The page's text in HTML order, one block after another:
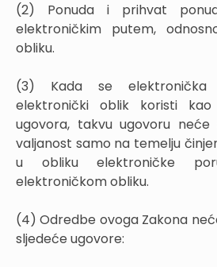
(2) Ponuda i prihvat
elektroničkim putem,
obliku.
(3) Kada se elektronička
elektronički oblik koristi
ugovora, takvu ugovoru
valjanost samo na temelju
u obliku elektroničke
elektroničkom obliku.
(4) Odredbe ovoga Zakona
sljedeće ugovore: